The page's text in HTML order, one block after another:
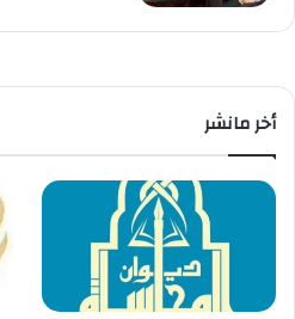
أخر مانشر